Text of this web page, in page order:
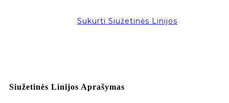
Sukurti Siužetinės Linijos
Siužetinės Linijos Aprašymas